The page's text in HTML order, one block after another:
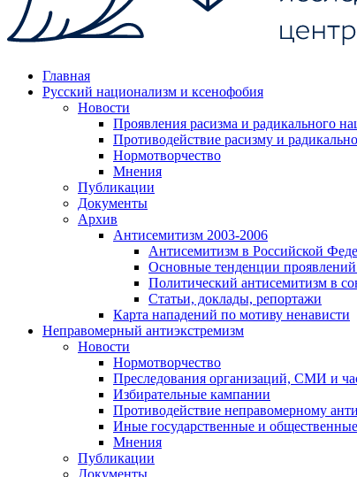
Главная
Русский национализм и ксенофобия
Новости
Проявления расизма и радикального
Противодействие расизму и
Нормотворчество
Мнения
Публикации
Документы
Архив
Антисемитизм 2003-2006
Антисемитизм в Российской
Основные тенденции
Политический антисемитизм в
Статьи, доклады, репортажи
Карта нападений по мотиву ненависти
Неправомерный антиэкстремизм
Новости
Нормотворчество
Преследования организаций, СМИ и
Избирательные кампании
Противодействие неправомерному
Иные государственные и
Мнения
Публикации